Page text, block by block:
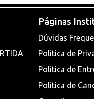
Páginas
Dúvidas
Política de
Política de
Política de